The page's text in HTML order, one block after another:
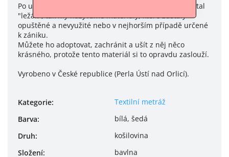
Po uzavření továrny, ve které byla vyrobena se z ní stal
"ležák", tak my nazýváme materiály, které zůstaly
opuštěné a nevyužité nebo v nejhorším případě určené
k zániku.
Můžete ho adoptovat, zachránit a ušít z něj něco
krásného, protože tento materiál si to opravdu zaslouží.
Vyrobeno v České republice (Perla Ústí nad Orlicí).
Kategorie:
Textilní metráž
Barva:
bílá, šedá
Druh:
košilovina
Složení:
bavlna